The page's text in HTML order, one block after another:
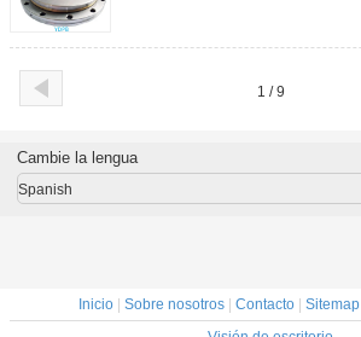
1 / 9
Cambie la lengua
Spanish
Inicio Sobre nosotros Contacto Sitemap